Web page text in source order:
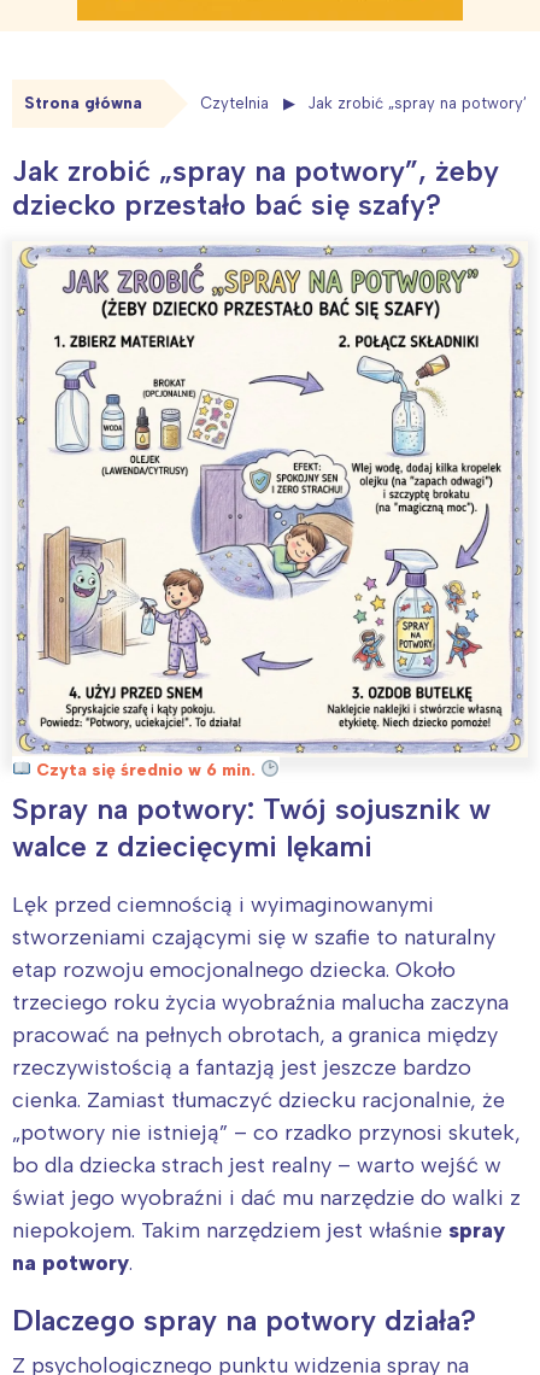
Strona główna Czytelnia Jak zrobić „spray na
Jak zrobić „spray na potwory”, żeby
dziecko przestało bać się szafy?
Czyta się średnio w 6 min.
Spray na potwory: Twój sojusznik w
walce z dziecięcymi lękami
Lęk przed ciemnością i wyimaginowanymi
stworzeniami czającymi się w szafie to naturalny
etap rozwoju emocjonalnego dziecka. Około
trzeciego roku życia wyobraźnia malucha zaczyna
pracować na pełnych obrotach, a granica między
rzeczywistością a fantazją jest jeszcze bardzo
cienka. Zamiast tłumaczyć dziecku racjonalnie, że
„potwory nie istnieją” – co rzadko przynosi skutek,
bo dla dziecka strach jest realny – warto wejść w
świat jego wyobraźni i dać mu narzędzie do walki z
niepokojem. Takim narzędziem jest właśnie spray
na potwory.
Dlaczego spray na potwory działa?
Z psychologicznego punktu widzenia spray na